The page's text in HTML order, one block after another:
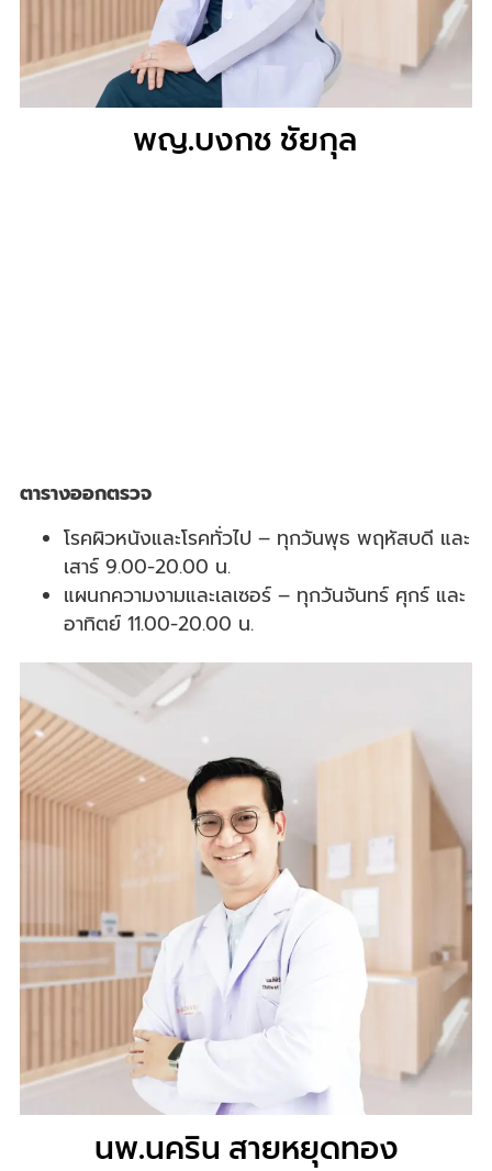
พญ.บงกช ชัยกุล
ตารางออกตรวจ
โรคผิวหนังและโรคทั่วไป – ทุกวันพุธ พฤหัสบดี และ
เสาร์ 9.00-20.00 น.
แผนกความงามและเลเซอร์ – ทุกวันจันทร์ ศุกร์ และ
อาทิตย์ 11.00-20.00 น.
นพ.นคริน สายหยุดทอง